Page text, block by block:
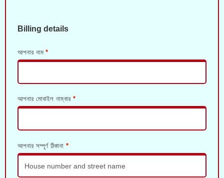
Billing details
আপনার নাম*
আপনার মোবাইল নাম্বার *
আপনার সম্পূর্ণ ঠিকানা *